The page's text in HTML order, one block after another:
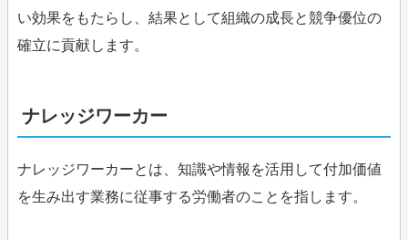
い効果をもたらし、結果として組織の成長と競争優位の
確立に貢献します。
ナレッジワーカー
ナレッジワーカーとは、知識や情報を活用して付加価値
を生み出す業務に従事する労働者のことを指します。